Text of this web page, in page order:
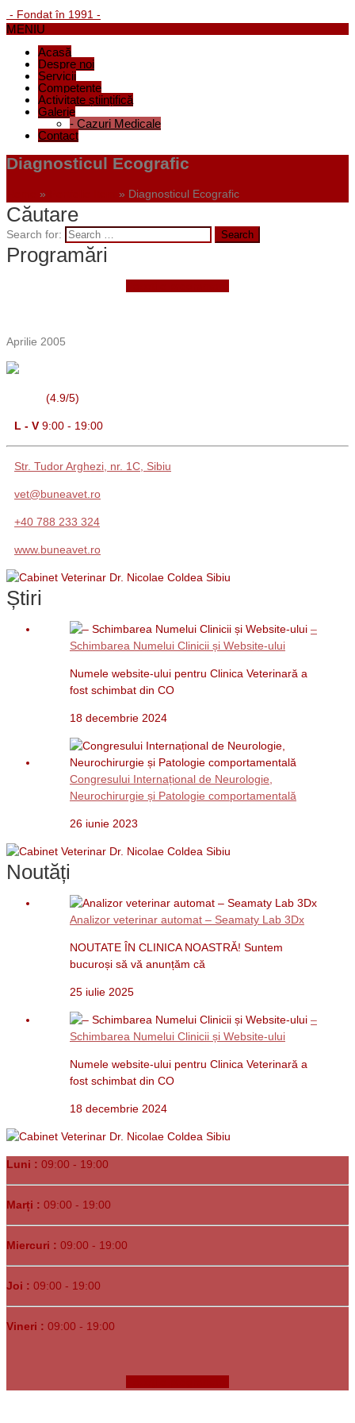
- Fondat în 1991 -
MENIU
Acasă
Despre noi
Servicii
Competențe
Activitate științifică
Galerie
- Cazuri Medicale
Contact
Diagnosticul Ecografic
» » Diagnosticul Ecografic
Căutare
Search for:
Programări
Aprilie 2005
(4.9/5)
L - V 9:00 - 19:00
Str. Tudor Arghezi, nr. 1C, Sibiu
vet@buneavet.ro
+40 788 233 324
www.buneavet.ro
Știri
–
Schimbarea Numelui Clinicii și Website-ului
Numele website-ului pentru Clinica Veterinară a
fost schimbat din CO
18 decembrie 2024
Congresului Internațional de Neurologie,
Neurochirurgie și Patologie comportamentală
26 iunie 2023
Noutăți
Analizor veterinar automat – Seamaty Lab 3Dx
NOUTATE ÎN CLINICA NOASTRĂ! Suntem
bucuroși să vă anunțăm că
25 iulie 2025
–
Schimbarea Numelui Clinicii și Website-ului
Numele website-ului pentru Clinica Veterinară a
fost schimbat din CO
18 decembrie 2024
Luni : 09:00 - 19:00
Marți : 09:00 - 19:00
Miercuri : 09:00 - 19:00
Joi : 09:00 - 19:00
Vineri : 09:00 - 19:00